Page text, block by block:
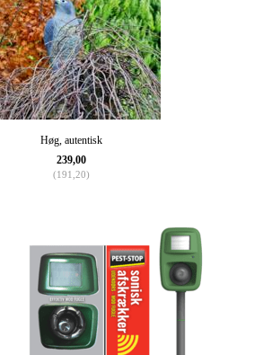
Høg, autentisk
239,00
(191,20)